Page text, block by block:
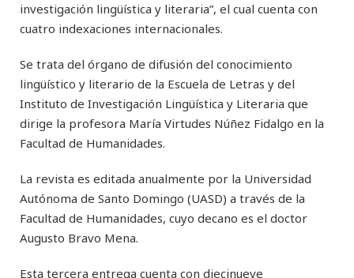
investigación lingüística y literaria”, el cual cuenta con
cuatro indexaciones internacionales.
Se trata del órgano de difusión del conocimiento
lingüístico y literario de la Escuela de Letras y del
Instituto de Investigación Lingüística y Literaria que
dirige la profesora María Virtudes Núñez Fidalgo en la
Facultad de Humanidades.
La revista es editada anualmente por la Universidad
Autónoma de Santo Domingo (UASD) a través de la
Facultad de Humanidades, cuyo decano es el doctor
Augusto Bravo Mena.
Esta tercera entrega cuenta con diecinueve